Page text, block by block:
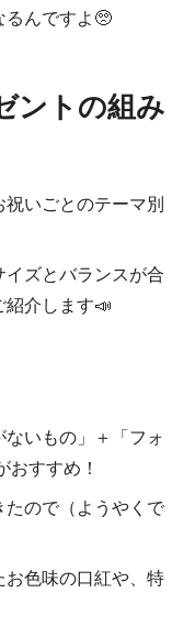
るんですよ🥺
ントの組み
いごとのテーマ別
ズとバランスが合
介します📣
ないもの」＋「フォ
おすすめ！
ので（ようやくで
色味の口紅や、特